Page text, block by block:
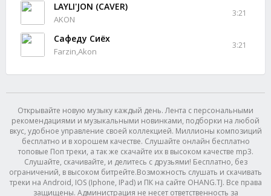
LAYLI'JON (CAVER)
AKON
3:21
Сафеду Сиёх
Farzin,Akon
3:21
Открывайте новую музыку каждый день. Лента с персональными
рекомендациями и музыкальными новинками, подборки на любой
вкус, удобное управление своей коллекцией. Миллионы композиций
бесплатно и в хорошем качестве. Слушайте онлайн бесплатно
топовые Поп треки, а так же скачайте их в высоком качестве mp3.
Слушайте, скачивайте, и делитесь с друзьями! Бесплатно, без
ограничений, в высоком битрейте.Возможность слушать и скачивать
треки на Android, IOS (Iphone, IPad) и ПК на сайте OHANG.TJ. Все права
защищены. Администрация не несет ответственность за